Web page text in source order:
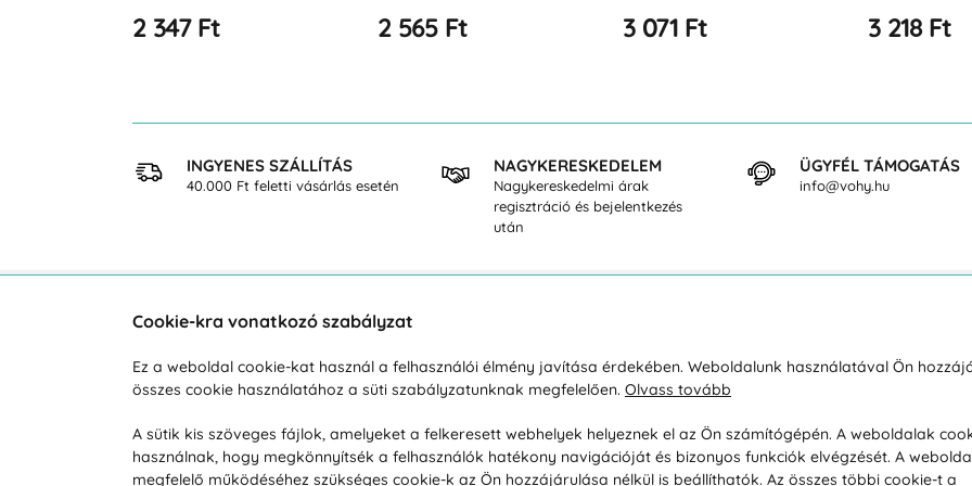
2 565 Ft 3 071 Ft 3 218 Ft 3 218 Ft
INGYENES SZÁLLÍTÁS
40.000 Ft feletti vásárlás esetén
NAGYKERESKEDELEM
Nagykereskedelmi árak
regisztráció és bejelentkezés
után
ÜGYFÉL TÁMOGATÁS
info@vohy.hu
Hétköznap 8:00-tól 16:00-ig
info@vohy.hu
Reklamáció / Áru visszaküldése
Szállítás és fizetés
Üzleti feltételek
Társaságról
Magánélet
Cookie-kra vonatkozó szabályzat
Ez a weboldal cookie-kat használ a felhasználói élmény javítása érdekében. Weboldalunk használatával Ön
összes cookie használatához a süti szabályzatunknak megfelelően. Olvass tovább
A sütik kis szöveges fájlok, amelyeket a felkeresett webhelyek helyeznek el az Ön számítógépén. A weboldalak
használnak, hogy megkönnyítsék a felhasználók hatékony navigációját és bizonyos funkciók elvégzését. A
megfelelő működéséhez szükséges cookie-k az Ön hozzájárulása nélkül is beállíthatók. Az összes többi cookie-t a